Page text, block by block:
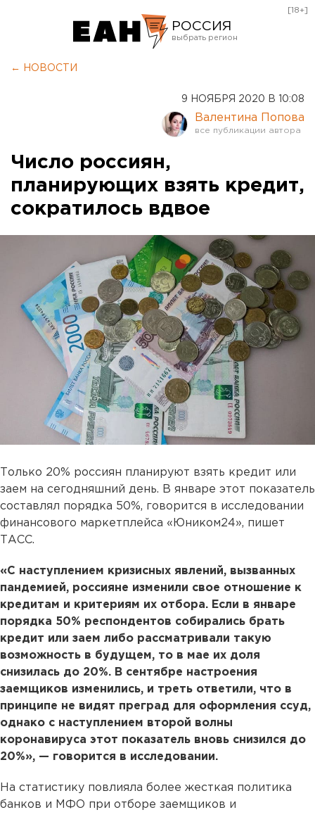
РОССИЯ
Курган
Оренбург
[18+]
← НОВОСТИ
9 НОЯБРЯ 2020 В 10:08
Валентина Попова
Число россиян,
планирующих взять кредит,
сократилось вдвое
Только 20% россиян планируют взять кредит или
заем на сегодняшний день. В январе этот показатель
составлял порядка 50%, говорится в исследовании
финансового маркетплейса «Юником24», пишет
ТАСС.
«С наступлением кризисных явлений, вызванных
пандемией, россияне изменили свое отношение к
кредитам и критериям их отбора. Если в январе
порядка 50% респондентов собирались брать
кредит или заем либо рассматривали такую
возможность в будущем, то в мае их доля
снизилась до 20%. В сентябре настроения
заемщиков изменились, и треть ответили, что в
принципе не видят преград для оформления ссуд,
однако с наступлением второй волны
коронавируса этот показатель вновь снизился до
20%», — говорится в исследовании.
На статистику повлияла более жесткая политика
банков и МФО при отборе заемщиков и